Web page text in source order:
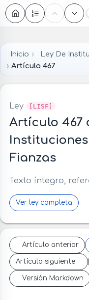
Inicio
Ley De
Artículo 467
Ley [LISF]
Artículo 467
Instituciones
Fianzas
Texto íntegro,
Ver ley completa
Artículo anterior
Artículo siguiente
Versión Markdown